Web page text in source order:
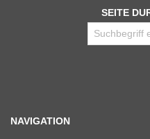
SEITE
NAVIGATION